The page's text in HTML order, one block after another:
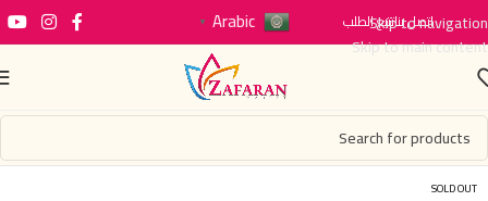
Skip to navigation
Skip to main content
اتصل بناتتبع الطلب Arabic
▼
SOLD OUT